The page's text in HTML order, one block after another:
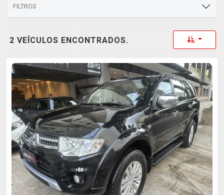
FILTROS
2 VEÍCULOS ENCONTRADOS. Toggle